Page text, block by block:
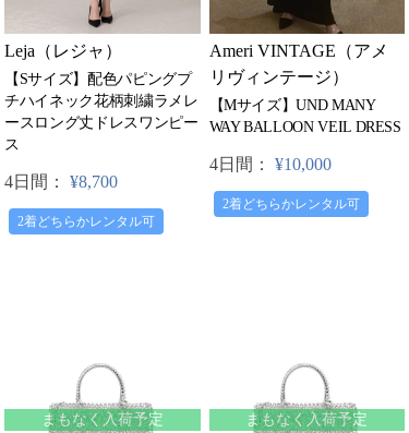
Leja（レジャ）
【Sサイズ】配色パピングプ
チハイネック花柄刺繍ラメレ
ースロング丈ドレスワンピー
ス
4日間： ¥8,700
2着どちらかレンタル可
Ameri VINTAGE（アメ
リヴィンテージ）
【Mサイズ】UND MANY
WAY BALLOON VEIL DRESS
4日間： ¥10,000
2着どちらかレンタル可
まもなく入荷予定 まもなく入荷予定